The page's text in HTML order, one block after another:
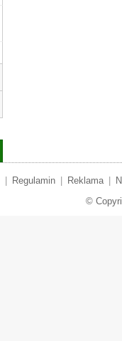
Regulamin Reklama
©